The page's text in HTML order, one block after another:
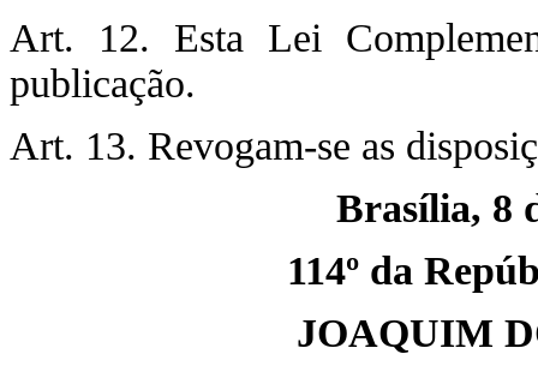
Art. 12. Esta Lei
publicação.
Art. 13. Revogam-se as
Brasília, 8
114º da
JOAQUIM